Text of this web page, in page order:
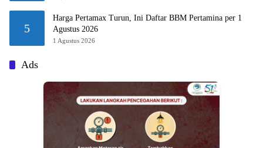
5
Harga Pertamax Turun, Ini Daftar BBM Pertamina per 1
Agustus 2026
1 Agustus 2026
Ads